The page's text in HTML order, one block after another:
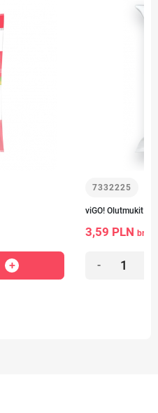
7332225
viGO! Olutmukit
3,59 PLN
-